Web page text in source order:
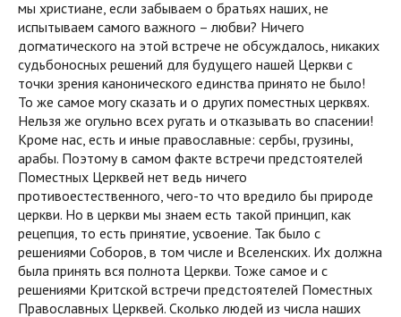
мы христиане, если забываем о братьях наших, не
испытываем самого важного – любви? Ничего
догматического на этой встрече не обсуждалось, никаких
судьбоносных решений для будущего нашей Церкви с
точки зрения канонического единства принято не было!
То же самое могу сказать и о других поместных церквях.
Нельзя же огульно всех ругать и отказывать во спасении!
Кроме нас, есть и иные православные: сербы, грузины,
арабы. Поэтому в самом факте встречи предстоятелей
Поместных Церквей нет ведь ничего
противоестественного, чего-то что вредило бы природе
церкви. Но в церкви мы знаем есть такой принцип, как
рецепция, то есть принятие, усвоение. Так было с
решениями Соборов, в том числе и Вселенских. Их должна
была принять вся полнота Церкви. Тоже самое и с
решениями Критской встречи предстоятелей Поместных
Православных Церквей. Сколько людей из числа наших